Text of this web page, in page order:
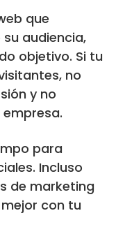
que
audiencia,
objetivo. Si tu
no
y no
para
Incluso
de marketing
con tu